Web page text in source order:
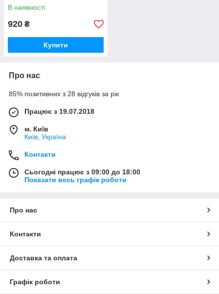
В наявності
920 ₴
Купити
Про нас
85% позитивних з 28 відгуків за рік
Працює з 19.07.2018
м. Київ
Київ, Україна
Контакти
Сьогодні працює з 09:00 до 18:00
Показати весь графік роботи
Про нас
Контакти
Доставка та оплата
Графік роботи